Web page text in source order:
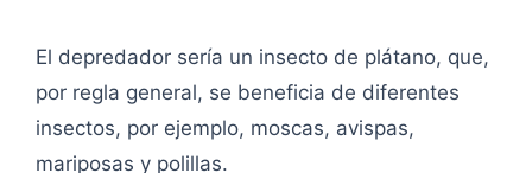
El depredador sería un insecto de plátano, que,
por regla general, se beneficia de diferentes
insectos, por ejemplo, moscas, avispas,
mariposas y polillas.